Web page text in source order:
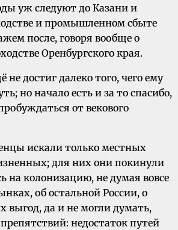
уж следуют до Казани и
и промышленном сбыте
после, говоря вообще о
Оренбургского края.
достиг далеко того, чего ему
но начало есть и за то спасибо,
от векового
искали только местных
для них они покинули
на колонизацию, не думая вовсе
об остальной России, о
выгод, да и не могли думать,
недостаток путей